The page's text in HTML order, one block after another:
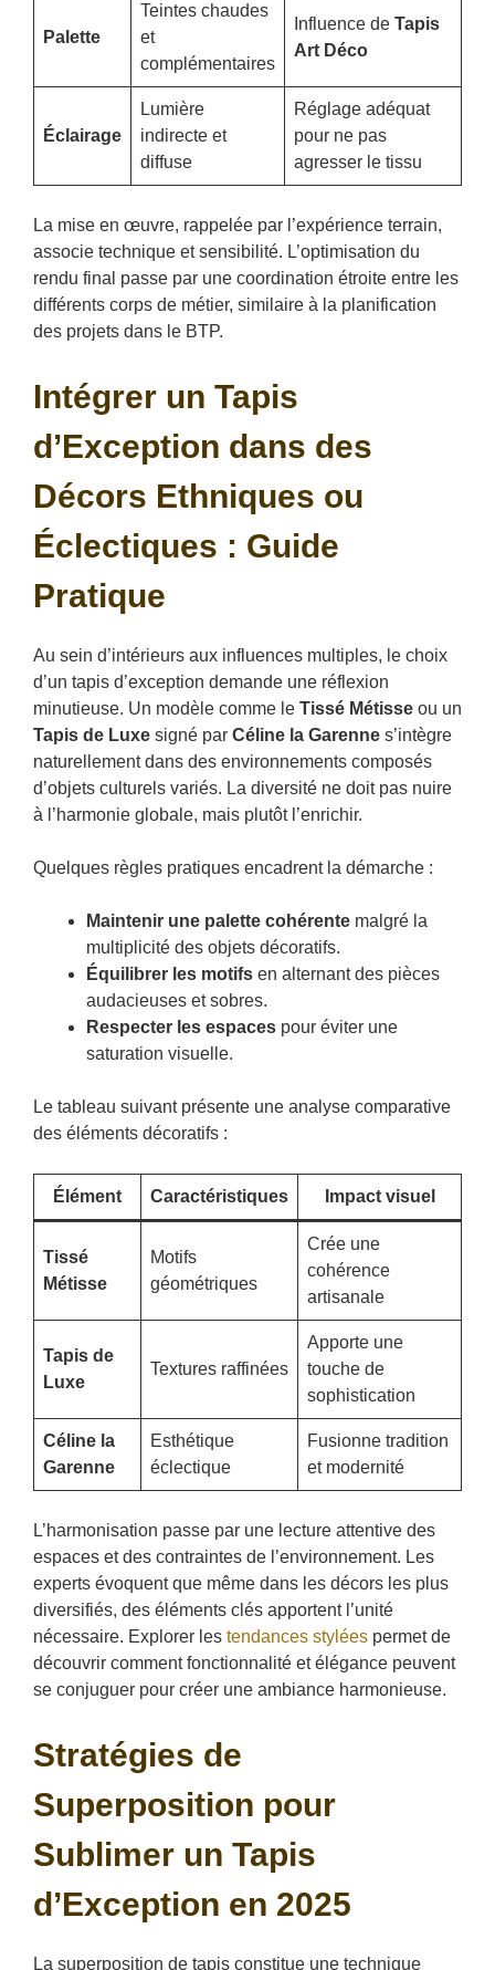
Palette
Teintes chaudes
et
complémentaires
Influence de Tapis
Art Déco
Éclairage
Lumière
indirecte et
diffuse
Réglage adéquat
pour ne pas
agresser le tissu
La mise en œuvre, rappelée par l’expérience terrain,
associe technique et sensibilité. L’optimisation du
rendu final passe par une coordination étroite entre les
différents corps de métier, similaire à la planification
des projets dans le BTP.
Intégrer un Tapis
d’Exception dans des
Décors Ethniques ou
Éclectiques : Guide
Pratique
Au sein d’intérieurs aux influences multiples, le choix
d’un tapis d’exception demande une réflexion
minutieuse. Un modèle comme le Tissé Métisse ou un
Tapis de Luxe signé par Céline la Garenne s’intègre
naturellement dans des environnements composés
d’objets culturels variés. La diversité ne doit pas nuire
à l’harmonie globale, mais plutôt l’enrichir.
Quelques règles pratiques encadrent la démarche :
Maintenir une palette cohérente malgré la
multiplicité des objets décoratifs.
Équilibrer les motifs en alternant des pièces
audacieuses et sobres.
Respecter les espaces pour éviter une
saturation visuelle.
Le tableau suivant présente une analyse comparative
des éléments décoratifs :
Élément Caractéristiques Impact visuel
Tissé
Métisse
Motifs
géométriques
Crée une
cohérence
artisanale
Tapis de
Luxe
Textures raffinées
Apporte une
touche de
sophistication
Céline la
Garenne
Esthétique
éclectique
Fusionne tradition
et modernité
L’harmonisation passe par une lecture attentive des
espaces et des contraintes de l’environnement. Les
experts évoquent que même dans les décors les plus
diversifiés, des éléments clés apportent l’unité
nécessaire. Explorer les tendances stylées permet de
découvrir comment fonctionnalité et élégance peuvent
se conjuguer pour créer une ambiance harmonieuse.
Stratégies de
Superposition pour
Sublimer un Tapis
d’Exception en 2025
La superposition de tapis constitue une technique